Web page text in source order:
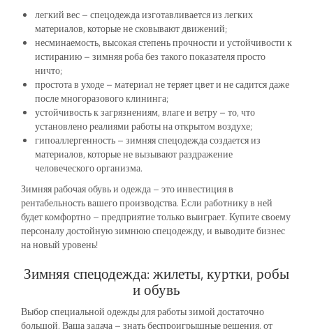
легкий вес – спецодежда изготавливается из легких
материалов, которые не сковывают движений;
несминаемость, высокая степень прочности и устойчивости к
истиранию – зимняя роба без такого показателя просто
ничто;
простота в уходе – материал не теряет цвет и не садится даже
после многоразового клининга;
устойчивость к загрязнениям, влаге и ветру – то, что
установлено реалиями работы на открытом воздухе;
гипоаллергенность – зимняя спецодежда создается из
материалов, которые не вызывают раздражение
человеческого организма.
Зимняя рабочая обувь и одежда – это инвестиция в
рентабельность вашего производства. Если работнику в ней
будет комфортно – предприятие только выиграет. Купите своему
персоналу достойную зимнюю спецодежду, и выводите бизнес
на новый уровень!
Зимняя спецодежда: жилеты, куртки, робы
и обувь
Выбор специальной одежды для работы зимой достаточно
большой. Ваша задача – знать беспроигрышные решения, от